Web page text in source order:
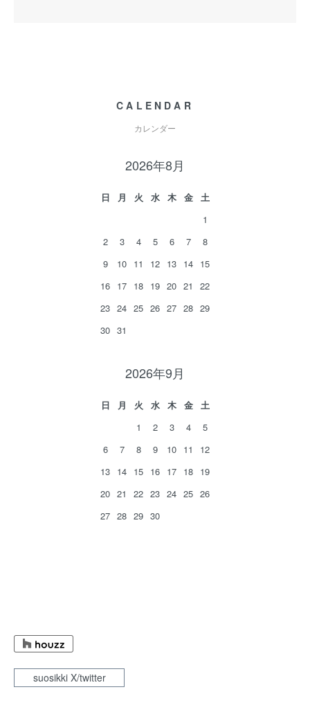
CALENDAR
カレンダー
2026年8月
日 月 火 水 木 金
土
1
2
3 4 5 6 7
8
9
10 11 12 13 14 15
16 17 18 19 20 21
22
23 24 25 26 27 28 29
30 31
2026年9月
日 月 火 水 木 金
土
1
2 3 4
5
6
7 8 9 10 11
12
13 14 15 16 17 18 19
20 21 22 23 24 25 26
27 28 29 30
suosikki X/twitter